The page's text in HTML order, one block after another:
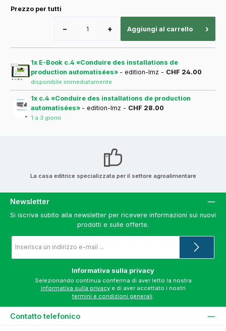
Prezzo per tutti
− + Aggiungi al carrello ›
1x E-Book c.4 «Conduire des installations de
production automatisées» - edition-lmz - CHF 24.00
disponibile immediatamente
1x c.4 «Conduire des installations de production
automatisées» - edition-lmz - CHF 28.00
1 a 3 giorni
La casa editrice specializzata per il settore agroalimentare
Newsletter
Si iscriva subito alla newsletter per ricevere informazioni sui nuovi
prodotti e sulle offerte.
e-
*
Informativa sulla privacy
informativa sulla privacy
termini e condizioni generali.
Contatto telefonico